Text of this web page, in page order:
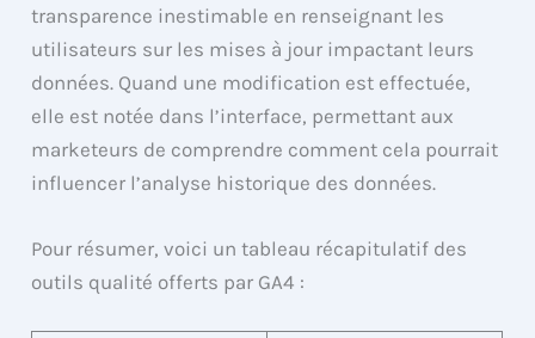
transparence inestimable en renseignant les
utilisateurs sur les mises à jour impactant leurs
données. Quand une modification est effectuée,
elle est notée dans l’interface, permettant aux
marketeurs de comprendre comment cela pourrait
influencer l’analyse historique des données.
Pour résumer, voici un tableau récapitulatif des
outils qualité offerts par GA4 :